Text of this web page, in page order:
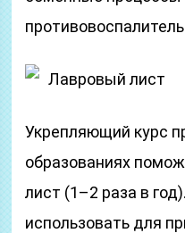
Лавровый лист
Укрепляющий курс
образованиях
лист (1–2 раза в
использовать для